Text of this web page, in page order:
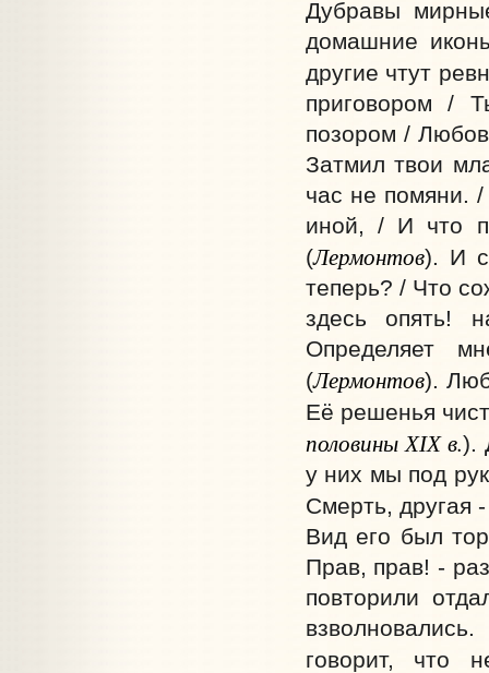
Дубравы
домашние
другие чтут
приговором /
позором /
Затмил твои
час не помяни.
иной, / И что
(Лермонтов). И
теперь? / Что
здесь опять!
Определяет
(Лермонтов).
Её решенья
половины ХІХ в.).
у них мы под
Смерть, другая
Вид его был
Прав, прав! -
повторили
говорит, что